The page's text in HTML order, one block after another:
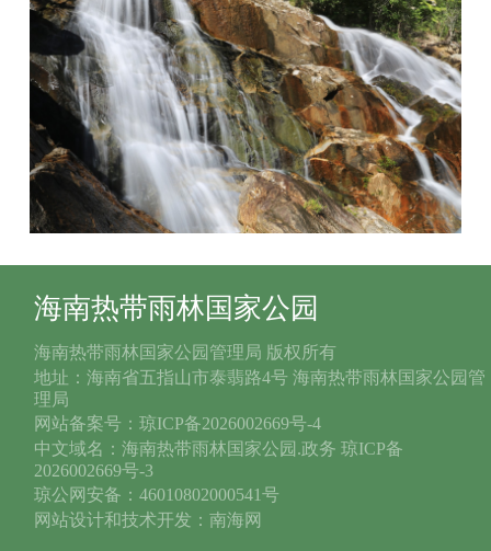
海南热带雨林国家公园
海南热带雨林国家公园管理局 版权所有
地址：海南省五指山市泰翡路4号 海南热带雨林国家公园管
理局
网站备案号：琼ICP备2026002669号-4
中文域名：海南热带雨林国家公园.政务 琼ICP备
2026002669号-3
琼公网安备：46010802000541号
网站设计和技术开发：南海网